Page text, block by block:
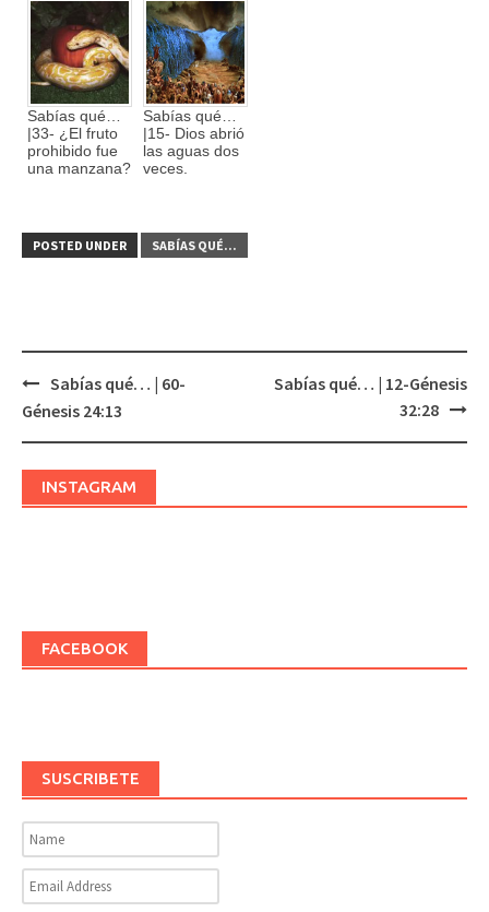
Sabías qué…
|33- ¿El fruto
prohibido fue
una manzana?
Sabías qué…
|15- Dios abrió
las aguas dos
veces.
POSTED UNDER SABÍAS QUÉ...
Post
Sabías qué… | 60-
Génesis 24:13
Sabías qué… | 12-Génesis
32:28
INSTAGRAM
FACEBOOK
SUSCRIBETE